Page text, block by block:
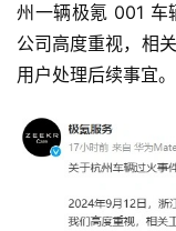
州一辆极氪 001 车
公司高度重视，相
用户处理后续事宜。